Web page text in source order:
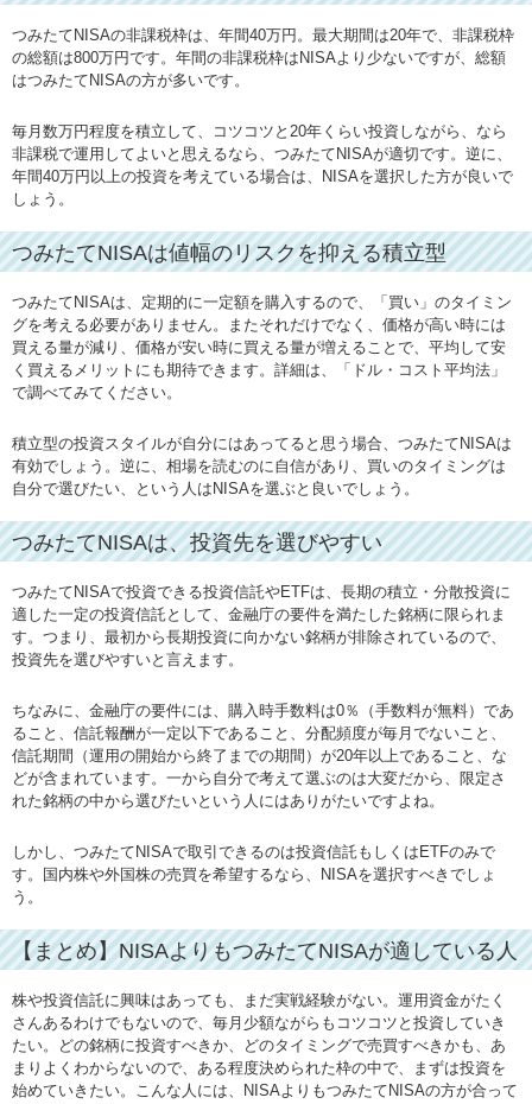
つみたてNISAの非課税枠は、年間40万円。最大期間は20年で、非課税枠
の総額は800万円です。年間の非課税枠はNISAより少ないですが、総額
はつみたてNISAの方が多いです。
毎月数万円程度を積立して、コツコツと20年くらい投資しながら、なら
非課税で運用してよいと思えるなら、つみたてNISAが適切です。逆に、
年間40万円以上の投資を考えている場合は、NISAを選択した方が良いで
しょう。
つみたてNISAは値幅のリスクを抑える積立型
つみたてNISAは、定期的に一定額を購入するので、「買い」のタイミン
グを考える必要がありません。またそれだけでなく、価格が高い時には
買える量が減り、価格が安い時に買える量が増えることで、平均して安
く買えるメリットにも期待できます。詳細は、「ドル・コスト平均法」
で調べてみてください。
積立型の投資スタイルが自分にはあってると思う場合、つみたてNISAは
有効でしょう。逆に、相場を読むのに自信があり、買いのタイミングは
自分で選びたい、という人はNISAを選ぶと良いでしょう。
つみたてNISAは、投資先を選びやすい
つみたてNISAで投資できる投資信託やETFは、長期の積立・分散投資に
適した一定の投資信託として、金融庁の要件を満たした銘柄に限られま
す。つまり、最初から長期投資に向かない銘柄が排除されているので、
投資先を選びやすいと言えます。
ちなみに、金融庁の要件には、購入時手数料は0％（手数料が無料）であ
ること、信託報酬が一定以下であること、分配頻度が毎月でないこと、
信託期間（運用の開始から終了までの期間）が20年以上であること、な
どが含まれています。一から自分で考えて選ぶのは大変だから、限定さ
れた銘柄の中から選びたいという人にはありがたいですよね。
しかし、つみたてNISAで取引できるのは投資信託もしくはETFのみで
す。国内株や外国株の売買を希望するなら、NISAを選択すべきでしょ
う。
【まとめ】NISAよりもつみたてNISAが適している人
株や投資信託に興味はあっても、まだ実戦経験がない。運用資金がたく
さんあるわけでもないので、毎月少額ながらもコツコツと投資していき
たい。どの銘柄に投資すべきか、どのタイミングで売買すべきかも、あ
まりよくわからないので、ある程度決められた枠の中で、まずは投資を
始めていきたい。こんな人には、NISAよりもつみたてNISAの方が合って